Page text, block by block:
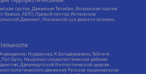
группа, Движение Талибан, Исламская партия
Кавказ, АБТО, Правый сектор, Исламское
Джамаат, Рохнамо ба суи давлати исломи,
Нурджулар, К Богодержавию, Таблиги
Буль, Национал-социалистическая рабочая
Древнерусской Инглистической церкви
политического движения Русское национальное